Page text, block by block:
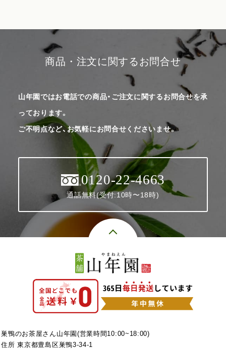
商品・注文に関するお問合せ
山年園ではお電話での商品・ご注文に関するお問合せを承
っております。
ご不明点など、お気軽にお問合せくださいませ。
0120-22-4663
通話無料(受付:10時〜18時)
巣鴨のお茶屋さん山年園(営業時間10:00~18:00)
住所 東京都豊島区巣鴨3-34-1